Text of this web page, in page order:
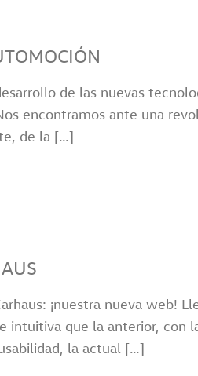
de las nuevas
encontramos ante una
de la […]
¡nuestra nueva web!
intuitiva que la anterior, con
la actual […]